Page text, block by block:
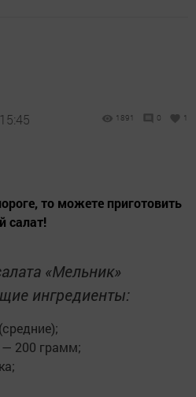
1891 0 1
то можете приготовить
салат!
«Мельник»
ингредиенты:
200 грамм;